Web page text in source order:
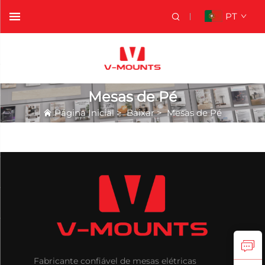
PT
Mesas de Pé
Página Inicial>Baixar>Mesas de Pé
Fabricante confiável de mesas elétricas